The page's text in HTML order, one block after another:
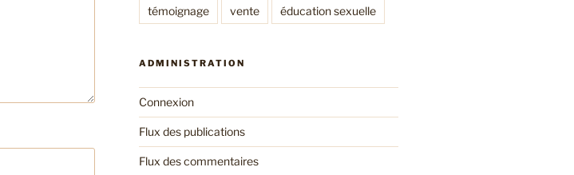
témoignage vente éducation sexuelle
ADMINISTRATION
Connexion
Flux des publications
Flux des commentaires